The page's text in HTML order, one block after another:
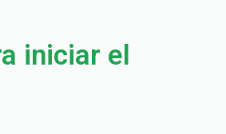
iniciar el